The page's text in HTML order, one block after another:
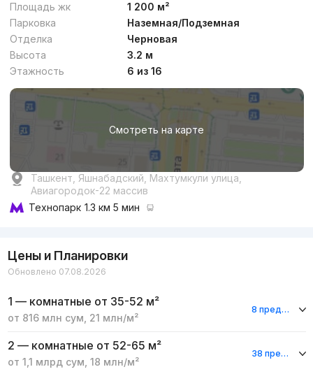
Площадь жк
1 200 м²
Парковка
Наземная/Подземная
Отделка
Черновая
Высота
3.2 м
Этажность
6 из 16
Смотреть на карте
Ташкент, Яшнабадский, Махтумкули улица,
Авиагородок-22 массив
Технопарк 1.3 км 5 мин
Цены и Планировки
Обновлено 07.08.2026
1 — комнатные от 35-52 м²
от 816 млн сум 21 млн/м²
8 предложений
2 — комнатные от 52-65 м²
от 1,1 млрд сум 18 млн/м²
38 предложений